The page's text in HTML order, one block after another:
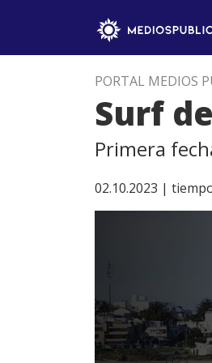
PORTAL MEDIOS
Surf
Primera
02.10.2023 |